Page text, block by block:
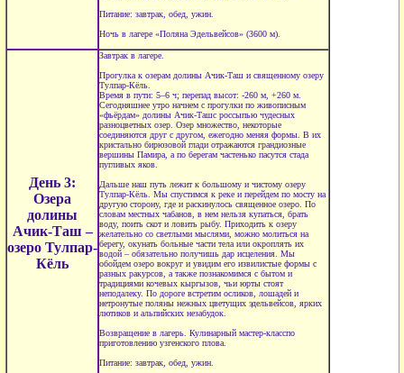
Питание: завтрак, обед, ужин.
Ночь в лагере «Поляна Эдельвейсов» (3600 м).
День 3:
Озера
долины
Ачик-Таш –
озеро Тулпар-
Кёль
Завтрак в лагере.
Прогулка к озерам долины Ачик-Таш и священному озеру
Тулпар-Кёль.
Время в пути: 5–6 ч; перепад высот: -260 м, +260 м.
Сегодняшнее утро начнем с прогулки по живописным
«фьёрдам» долины Ачик-Ташс россыпью чудесных
разноцветных озер. Озер множество, некоторые
соединяются друг с другом, ежегодно меняя формы. В их
кристально бирюзовой глади отражаются грандиозные
вершины Памира, а по берегам частенько пасутся стада
пугливых яков.
Дальше наш путь лежит к большому и чистому озеру
Тулпар-Кёль. Мы спустимся к реке и перейдем по мосту на
другую сторону, где и раскинулось священное озеро. По
словам местных чабанов, в нем нельзя купаться, брать
воду, поить скот и ловить рыбу. Приходить к озеру
желательно со светлыми мыслями, можно молиться на
берегу, окунать больные части тела или окроплять их
водой – обязательно получишь дар исцеления. Мы
обойдем озеро вокруг и увидим его извилистые формы с
разных ракурсов, а также познакомимся с бытом и
традициями кочевых кыргызов, чьи юрты стоят
неподалеку. По дороге встретим осликов, лошадей и
нетронутые поляны нежных цветущих эдельвейсов, ярких
лютиков и альпийских незабудок.
Возвращение в лагерь. Кулинарный мастер-класспо
приготовлению узгенского плова.
Питание: завтрак, обед, ужин.